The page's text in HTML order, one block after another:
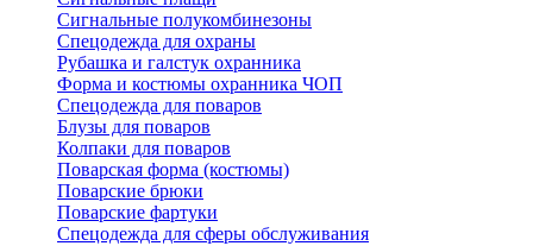
Сигнальные полукомбинезоны
Спецодежда для охраны
Рубашка и галстук охранника
Форма и костюмы охранника ЧОП
Спецодежда для поваров
Блузы для поваров
Колпаки для поваров
Поварская форма (костюмы)
Поварские брюки
Поварские фартуки
Спецодежда для сферы обслуживания